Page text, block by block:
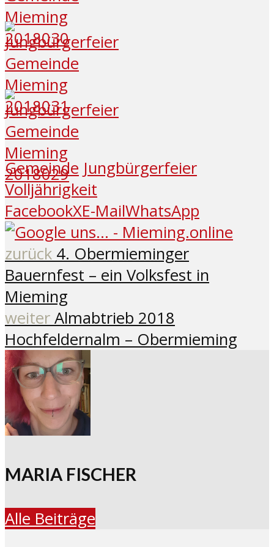
Gemeinde Jungbürgerfeier
Volljährigkeit
FacebookXE-MailWhatsApp
zurück 4. Obermieminger
Bauernfest – ein Volksfest in
Mieming
weiter Almabtrieb 2018
Hochfeldernalm – Obermieming
MARIA FISCHER
Alle Beiträge